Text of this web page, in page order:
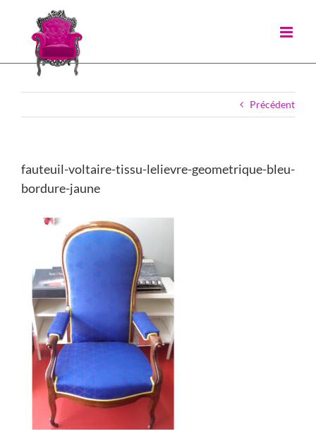
contenu
Précédent
fauteuil-voltaire-tissu-lelievre-geometrique-bleu-
bordure-jaune